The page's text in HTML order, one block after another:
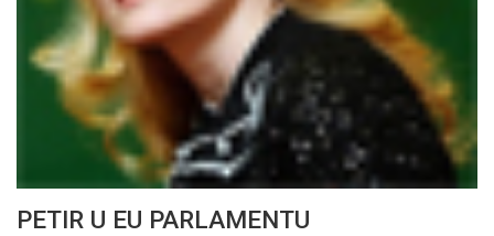
PETIR U EU PARLAMENTU